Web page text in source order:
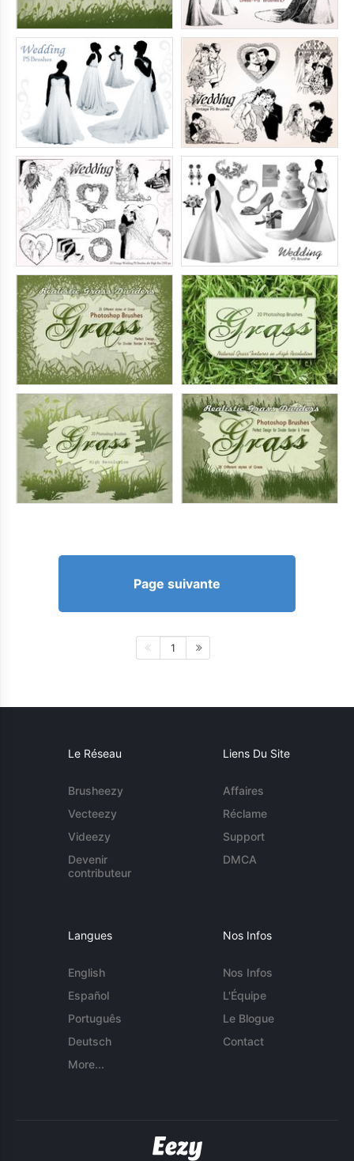
Page suivante
1
Le Réseau
Brusheezy
Vecteezy
Videezy
Devenir
contributeur
Liens Du Site
Affaires
Réclame
Support
DMCA
Langues
English
Español
Português
Deutsch
More...
Nos Infos
Nos Infos
L'Équipe
Le Blogue
Contact